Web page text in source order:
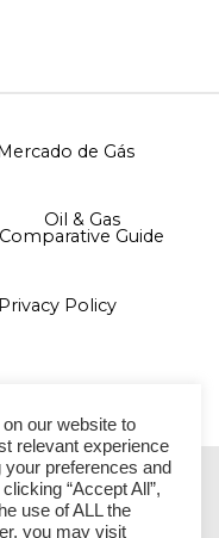
de Gás
Oil & Gas
Comparative Guide
Privacy Policy
SÃO PAULO
our website to
relevant experience
preferences and
“Accept All”,
use of ALL the
you may visit